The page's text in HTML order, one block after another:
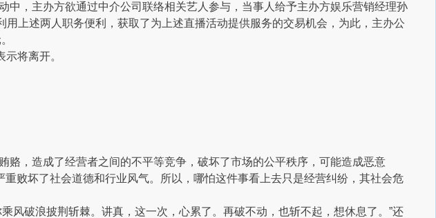
，主办方欲通过中介公司联络相关艺人参与，当事人给予主办方娱乐营销经理孙
上述两人职务便利，获取了为上述直播活动提供服务的交易机会，为此，主办公
将离开。
，造成了经营者之间的不平等竞争，破坏了市场的公平秩序，可能造成恶意
败坏了社会道德和行业风气。所以，哪怕这件事看上去只是经营纠纷，其社会危
风破浪披荆斩棘。讲真，这一次，心累了。再破不动，也斩不起，想休息了。”还